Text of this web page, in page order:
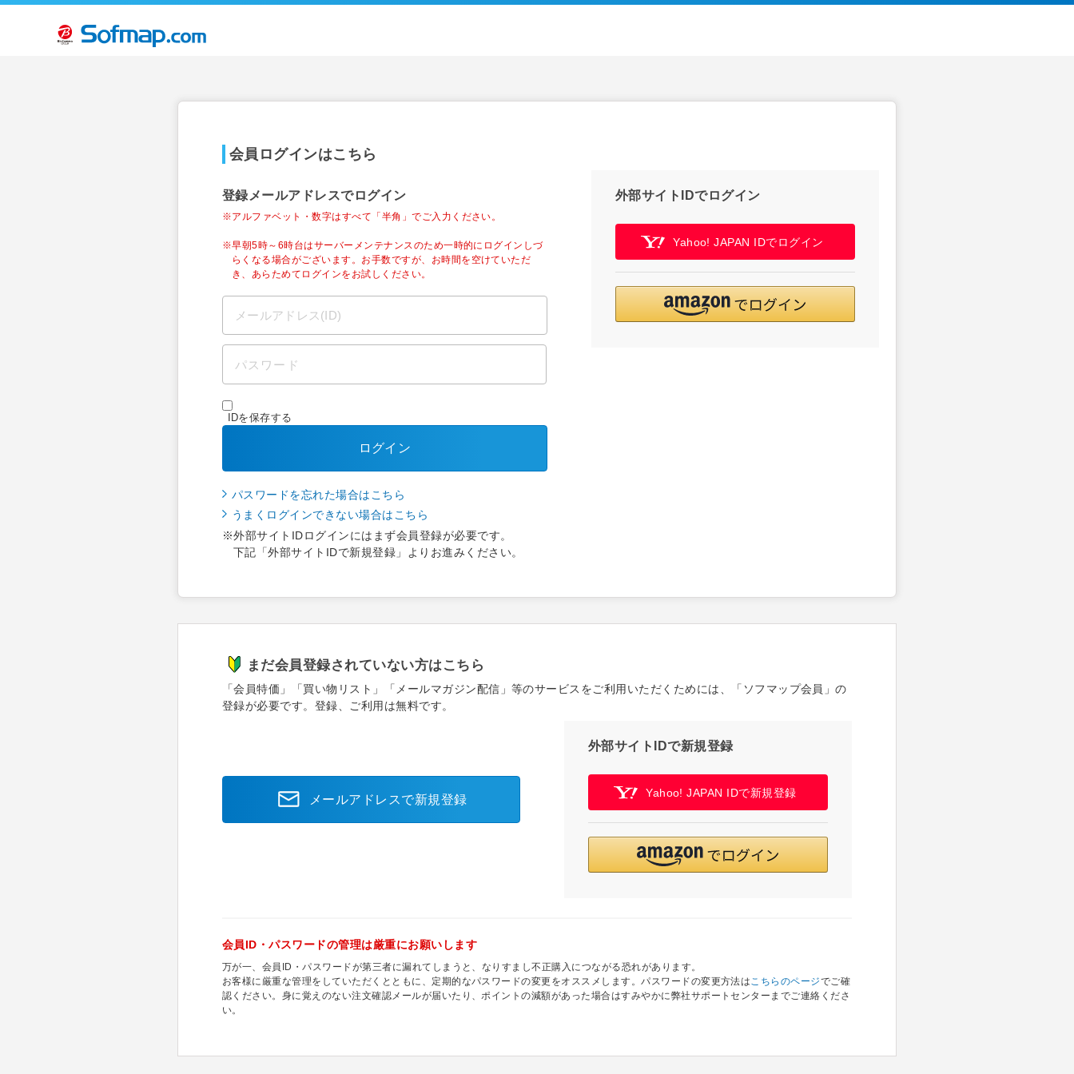
会員ログインはこちら
登録メールアドレスでログイン
※アルファベット・数字はすべて「半角」でご入力ください。
※早朝5時～6時台はサーバーメンテナンスのため一時的にログインしづ
らくなる場合がございます。お手数ですが、お時間を空けていただ
き、あらためてログインをお試しください。
IDを保存する
ログイン
パスワードを忘れた場合はこちら
うまくログインできない場合はこちら
※外部サイトIDログインにはまず会員登録が必要です。
下記「外部サイトIDで新規登録」よりお進みください。
外部サイトIDでログイン
Yahoo! JAPAN IDでログイン
まだ会員登録されていない方はこちら
「会員特価」「買い物リスト」「メールマガジン配信」等のサービスをご利用いただくためには、「ソフマップ会員」の
登録が必要です。登録、ご利用は無料です。
メールアドレスで新規登録
外部サイトIDで新規登録
Yahoo! JAPAN IDで新規登録
会員ID・パスワードの管理は厳重にお願いします
万が一、会員ID・パスワードが第三者に漏れてしまうと、なりすまし不正購入につながる恐れがあります。
お客様に厳重な管理をしていただくとともに、定期的なパスワードの変更をオススメします。パスワードの変更方法はこちらのページでご確
認ください。身に覚えのない注文確認メールが届いたり、ポイントの減額があった場合はすみやかに弊社サポートセンターまでご連絡くださ
い。